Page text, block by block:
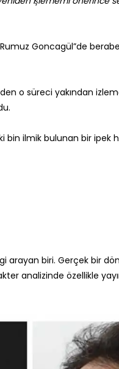
Goncagül”de
o süreci yakından
ilmik bulunan bir ipek
arayan biri. Gerçek bir
analizinde özellikle